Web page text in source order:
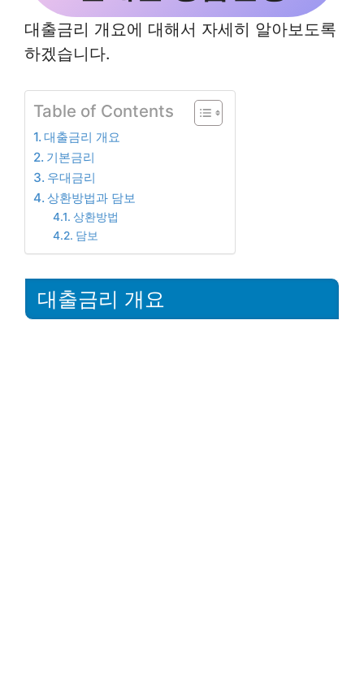
대출금리 개요에 대해서 자세히 알아보도록
하겠습니다.
Table of Contents
대출금리 개요
기본금리
우대금리
상환방법과 담보
상환방법
담보
대출금리 개요